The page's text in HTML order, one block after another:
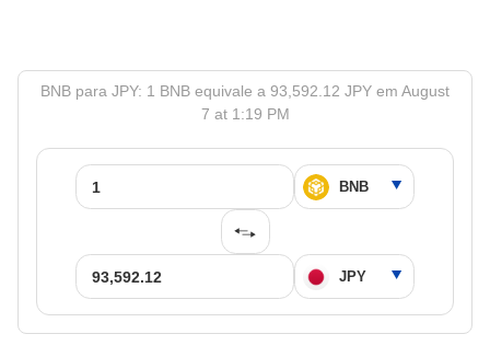
BNB para JPY: 1 BNB equivale a 93,592.12 JPY em August
7 at 1:19 PM